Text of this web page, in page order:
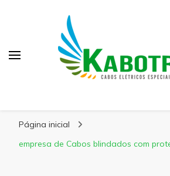
Página inicial
empresa de Cabos blindados com